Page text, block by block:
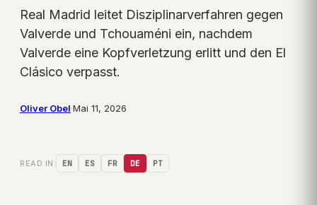
Real Madrid leitet Disziplinarverfahren gegen
Valverde und Tchouaméni ein, nachdem
Valverde eine Kopfverletzung erlitt und den El
Clásico verpasst.
Oliver Obel·Mai 11, 2026
READ IN: EN ES FR DE PT